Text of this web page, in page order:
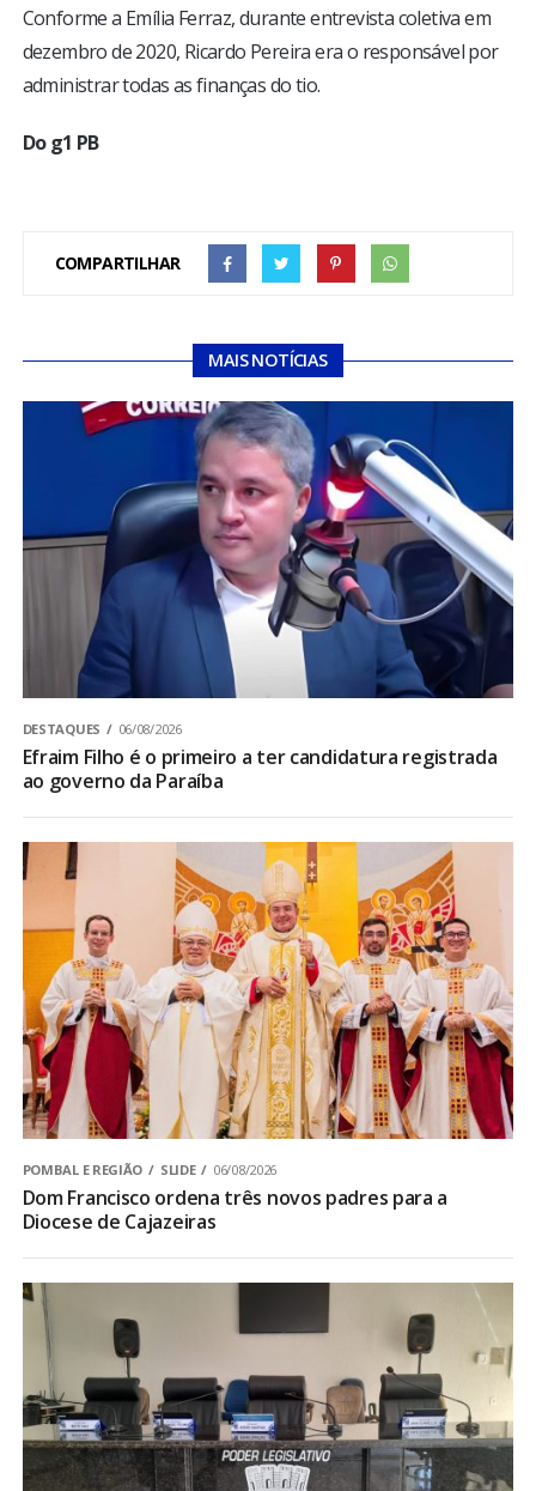
Conforme a Emília Ferraz, durante entrevista coletiva em
dezembro de 2020, Ricardo Pereira era o responsável por
administrar todas as finanças do tio.
Do g1 PB
COMPARTILHAR
MAIS NOTÍCIAS
DESTAQUES 06/08/2026
Efraim Filho é o primeiro a ter candidatura registrada
ao governo da Paraíba
POMBAL E REGIÃO SLIDE 06/08/2026
Dom Francisco ordena três novos padres para a
Diocese de Cajazeiras